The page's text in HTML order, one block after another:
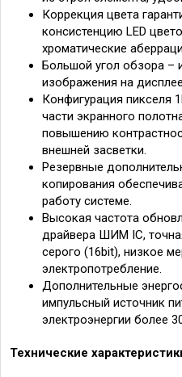
Коррекция цвета
консистенцию LED
хроматические
Большой угол обзора –
изображения на
Конфигурация пикселя
части экранного
повышению
внешней засветки.
Резервные
копирования
работу системе.
Высокая частота
драйвера ШИМ IC,
серого (16bit), низкое
электропотребление.
Дополнительные
импульсный источник
электроэнергии более
Технические